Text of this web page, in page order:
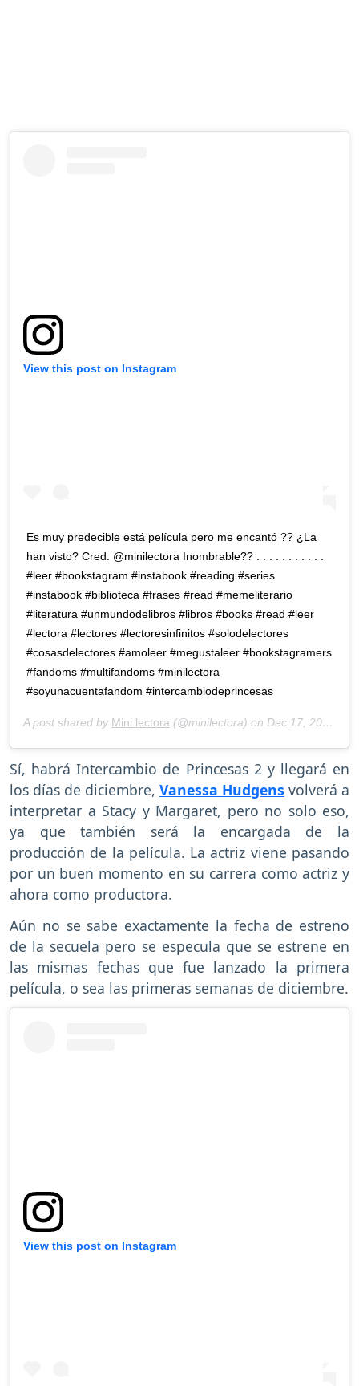
View this post on Instagram
Es muy predecible está película pero me encantó ?? ¿La
han visto? Cred. @minilectora Inombrable?? . . . . . . . . . . .
#leer #bookstagram #instabook #reading #series
#instabook #biblioteca #frases #read #memeliterario
#literatura #unmundodelibros #libros #books #read #leer
#lectora #lectores #lectoresinfinitos #solodelectores
#cosasdelectores #amoleer #megustaleer #bookstagramers
#fandoms #multifandoms #minilectora
#soyunacuentafandom #intercambiodeprincesas
A post shared by Mini lectora (@minilectora) on Dec 17, 2018 at 4:02pm PST
Sí, habrá Intercambio de Princesas 2 y llegará en
los días de diciembre, Vanessa Hudgens volverá a
interpretar a Stacy y Margaret, pero no solo eso,
ya que también será la encargada de la
producción de la película. La actriz viene pasando
por un buen momento en su carrera como actriz y
ahora como productora.
Aún no se sabe exactamente la fecha de estreno
de la secuela pero se especula que se estrene en
las mismas fechas que fue lanzado la primera
película, o sea las primeras semanas de diciembre.
View this post on Instagram